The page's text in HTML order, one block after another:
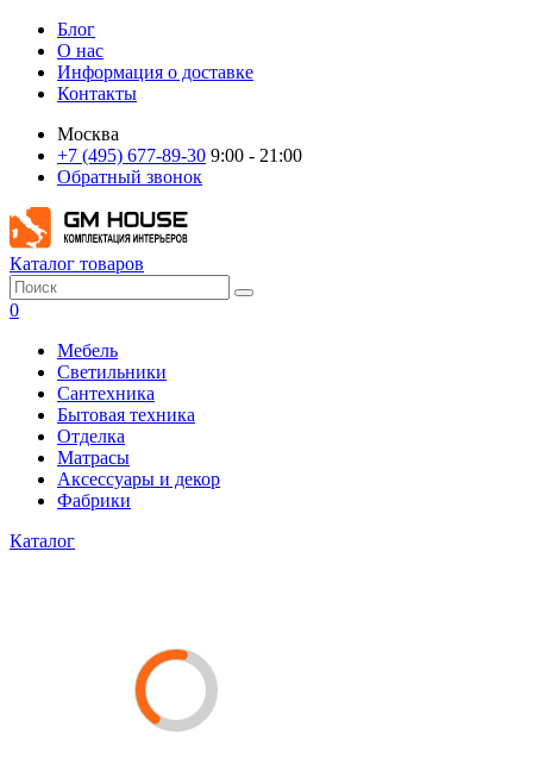
Блог
О нас
Информация о доставке
Контакты
Москва
+7 (495) 677-89-30 9:00 - 21:00
Обратный звонок
Каталог товаров
0
Мебель
Светильники
Сантехника
Бытовая техника
Отделка
Матрасы
Аксессуары и декор
Фабрики
Каталог